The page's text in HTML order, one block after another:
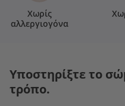
Χωρίς
αλλεργιογόνα
Υποστηρίξτε το
τρόπο.